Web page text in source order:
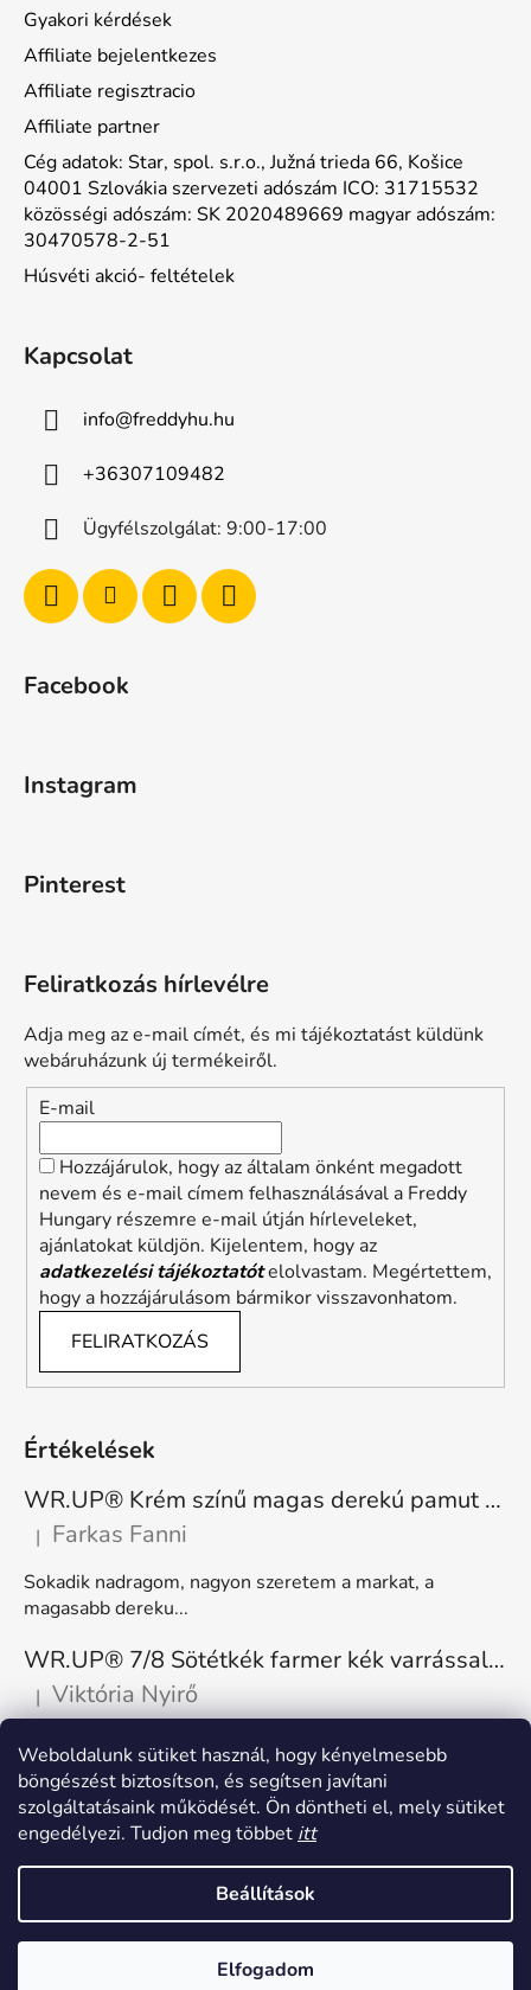
Weboldalunk sütiket használ, hogy kényelmesebb
böngészést biztosítson, és segítsen javítani
szolgáltatásaink működését. Ön döntheti el, mely sütiket
engedélyezi. Tudjon meg többet itt
Beállítások
Elfogadom
Gyakori kérdések
Affiliate bejelentkezes
Affiliate regisztracio
Affiliate partner
Cég adatok: Star, spol. s.r.o., Južná trieda 66, Košice
04001 Szlovákia szervezeti adószám ICO: 31715532
közösségi adószám: SK 2020489669 magyar adószám:
30470578-2-51
Húsvéti akció- feltételek
Kapcsolat
info@freddyhu.hu
+36307109482
Ügyfélszolgálat: 9:00-17:00
Facebook
Instagram
Pinterest
Feliratkozás hírlevélre
Adja meg az e-mail címét, és mi tájékoztatást küldünk
webáruházunk új termékeiről.
E-mail
Hozzájárulok, hogy az általam önként megadott
nevem és e-mail címem felhasználásával a Freddy
Hungary részemre e-mail útján hírleveleket,
ajánlatokat küldjön. Kijelentem, hogy az
adatkezelési tájékoztatótelolvastam. Megértettem,
hogy a hozzájárulásom bármikor visszavonhatom.
FELIRATKOZÁS
Értékelések
WR.UP® Krém színű magas derekú pamut nadrág RE(MOVE) WRUP1HC001ORG, Z40
A termék értékelése 5-ből 5 csillag.
| Farkas Fanni
Sokadik nadragom, nagyon szeretem a markat, a
magasabb dereku...
WR.UP® 7/8 Sötétkék farmer kék varrással, superskinny RE(MOVE) WRUP4RC002ORG, J0B
A termék értékelése 5-ből 5 csillag.
| Viktória Nyirő
Nagyon kényelmes, rugalmas. Méretnek megfelelő.
Shoptet készítette
Freddy Hungary. Minden jog fenntartva.